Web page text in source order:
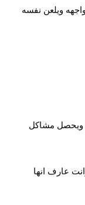
ويلعن نفسه
ويحصل مشاكل
عارف انها